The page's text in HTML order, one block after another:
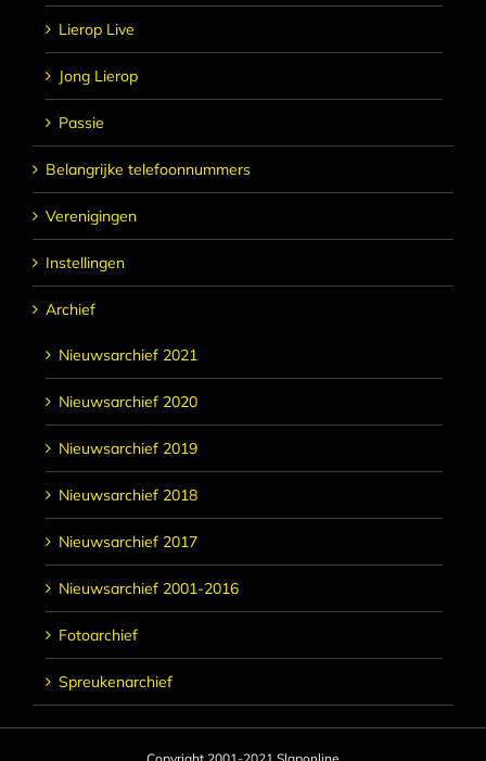
Lierop Live
Jong Lierop
Passie
Belangrijke telefoonnummers
Verenigingen
Instellingen
Archief
Nieuwsarchief 2021
Nieuwsarchief 2020
Nieuwsarchief 2019
Nieuwsarchief 2018
Nieuwsarchief 2017
Nieuwsarchief 2001-2016
Fotoarchief
Spreukenarchief